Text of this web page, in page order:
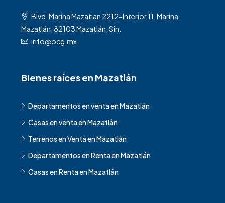
Blvd. Marina Mazatlan 2212-Interior 11, Marina
Mazatlán, 82103 Mazatlán, Sin.
info@ocg.mx
Bienes raíces en Mazatlán
Departamentos en venta en Mazatlán
Casas en venta en Mazatlán
Terrenos en Venta en Mazatlán
Departamentos en Renta en Mazatlán
Casas en Renta en Mazatlán